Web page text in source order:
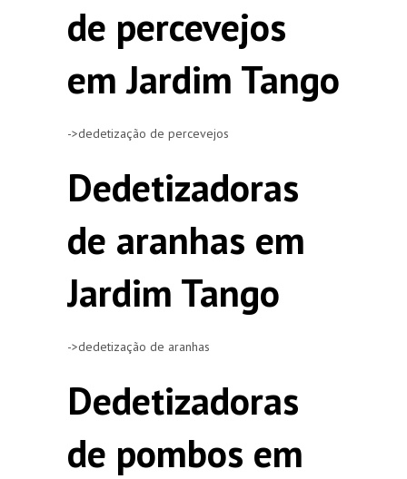
de percevejos
em Jardim Tango
->dedetização de percevejos
Dedetizadoras
de aranhas em
Jardim Tango
->dedetização de aranhas
Dedetizadoras
de pombos em